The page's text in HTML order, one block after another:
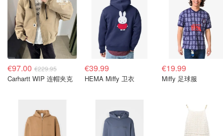
€97.00 €229.95
Carhartt WIP 连帽夹克
€39.99
HEMA Miffy 卫衣
€19.99
Miffy 足球服